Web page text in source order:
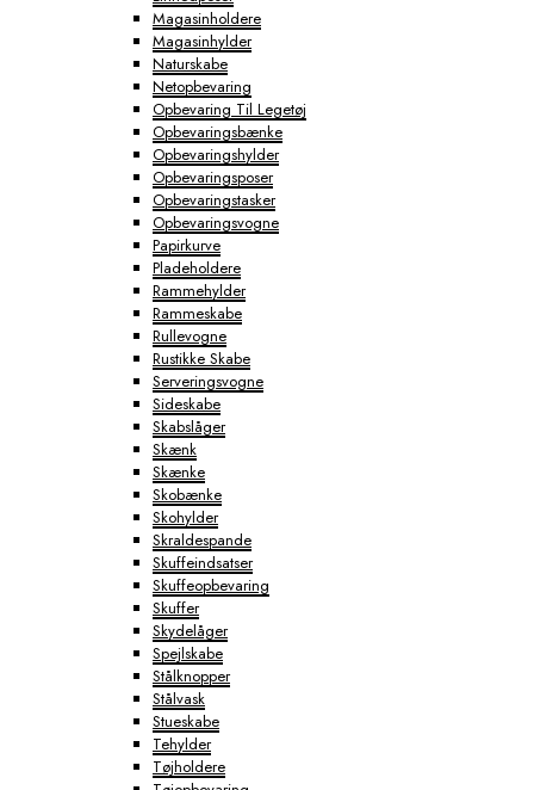
Magasinholdere
Magasinhylder
Naturskabe
Netopbevaring
Opbevaring Til Legetøj
Opbevaringsbænke
Opbevaringshylder
Opbevaringsposer
Opbevaringstasker
Opbevaringsvogne
Papirkurve
Pladeholdere
Rammehylder
Rammeskabe
Rullevogne
Rustikke Skabe
Serveringsvogne
Sideskabe
Skabslåger
Skænk
Skænke
Skobænke
Skohylder
Skraldespande
Skuffeindsatser
Skuffeopbevaring
Skuffer
Skydelåger
Spejlskabe
Stålknopper
Stålvask
Stueskabe
Tehylder
Tøjholdere